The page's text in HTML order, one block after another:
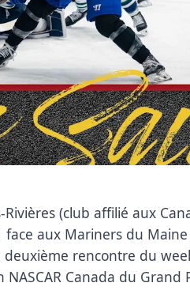
Rivières (club affilié aux
face aux Mariners du
deuxième rencontre du
Canada du Grand